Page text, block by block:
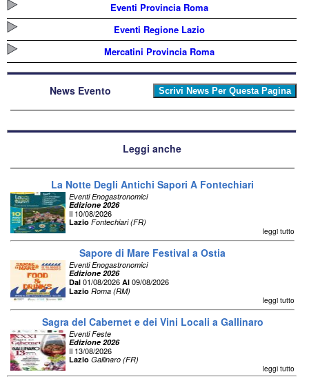
Eventi Provincia Roma
Eventi Regione Lazio
Mercatini Provincia Roma
News Evento
Leggi anche
La Notte Degli Antichi Sapori A Fontechiari
Eventi Enogastronomici
Edizione 2026
Il 10/08/2026
Lazio Fontechiari (FR)
leggi tutto
Sapore di Mare Festival a Ostia
Eventi Enogastronomici
Edizione 2026
Dal 01/08/2026 Al 09/08/2026
Lazio Roma (RM)
leggi tutto
Sagra del Cabernet e dei Vini Locali a Gallinaro
Eventi Feste
Edizione 2026
Il 13/08/2026
Lazio Gallinaro (FR)
leggi tutto